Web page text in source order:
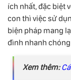
ích nhất, đặc biệt
con thì việc sử
biện pháp mang
đình nhanh
Xem thêm: